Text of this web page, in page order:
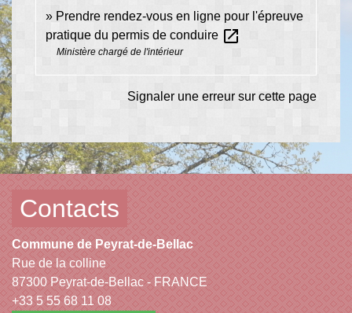
Prendre rendez-vous en ligne pour l'épreuve
pratique du permis de conduire open_in_new
Ministère chargé de l'intérieur
Signaler une erreur sur cette page
Contacts
Commune de Peyrat-de-Bellac
Rue de la colline
87300 Peyrat-de-Bellac - FRANCE
+33 5 55 68 11 08